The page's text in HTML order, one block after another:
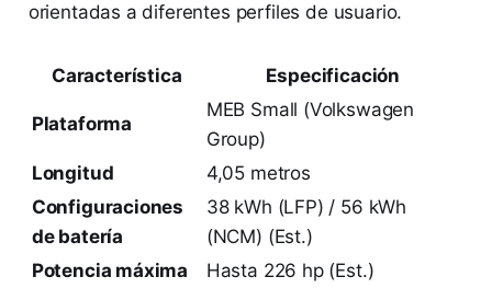
orientadas a diferentes perfiles de usuario.
Característica Especificación
Plataforma
MEB Small (Volkswagen
Group)
Longitud
4,05 metros
Configuraciones
de batería
38 kWh (LFP) / 56 kWh
(NCM) (Est.)
Potencia máxima
Hasta 226 hp (Est.)